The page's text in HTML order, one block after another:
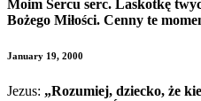
Moim Sercu serc. Laskotkę
Bożego Miłości. Cenny te
January 19, 2000
Jezus: „Rozumiej, dziecko, że